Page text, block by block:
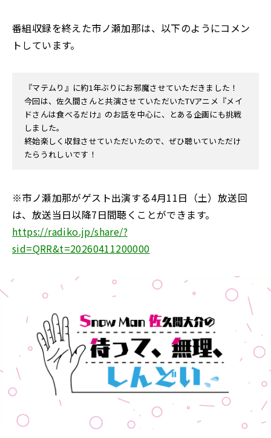
番組収録を終えた市ノ瀬加那は、以下のようにコメン
トしています。
『マテムり』に約1年ぶりにお邪魔させていただきました！
今回は、佐久間さんと共演させていただいたTVアニメ『メイ
ドさんは食べるだけ』のお話を中心に、とある企画にも挑戦
しました。
終始楽しく収録させていただいたので、ぜひ聴いていただけ
たらうれしいです！
※市ノ瀬加那がゲスト出演する4月11日（土）放送回
は、放送当日以降7日間聴くことができます。
https://radiko.jp/share/?
sid=QRR&t=20260411200000